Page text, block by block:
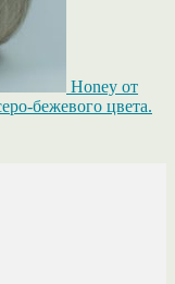
Honey от
бежевого цвета.